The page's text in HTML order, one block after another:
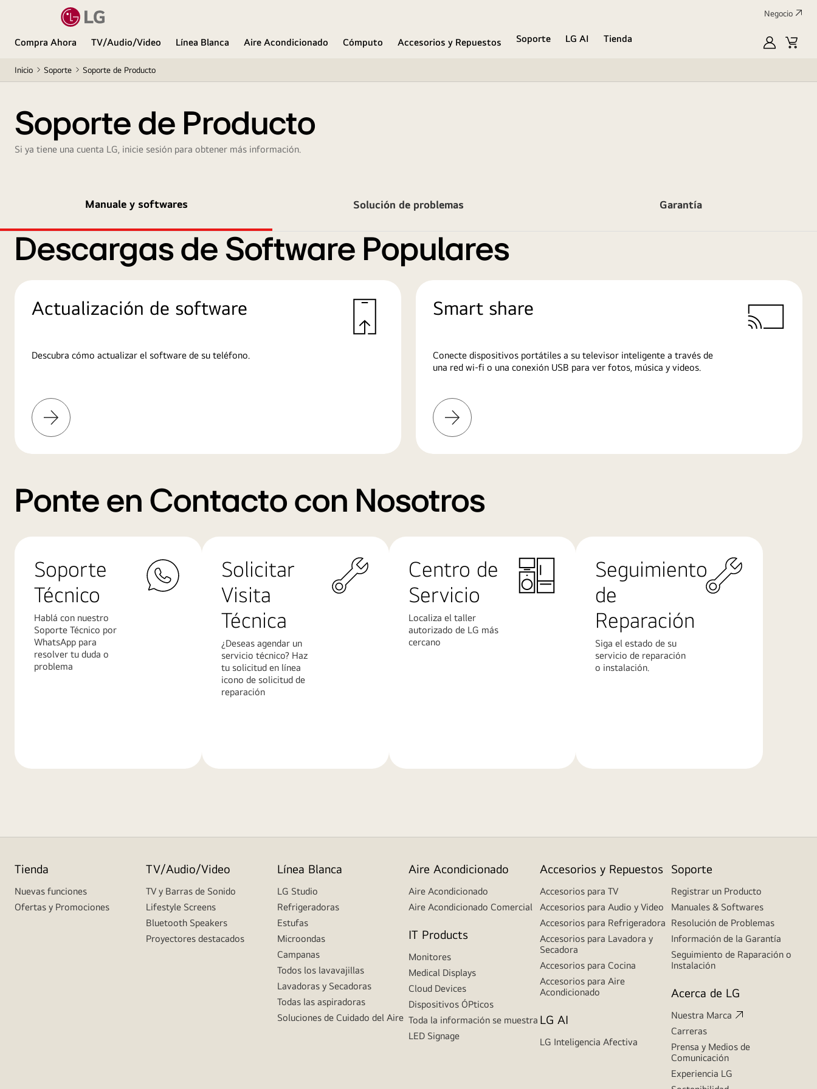
Negocio
Compra Ahora TV/Audio/Video Línea Blanca Aire Acondicionado Cómputo Accesorios y Repuestos Soporte LG AI
Tienda
Mi
Inicio Soporte Soporte de Producto
Soporte de Producto
Si ya tiene una cuenta LG, inicie sesión para obtener más información.
Manuale y softwares Solución de problemas Garantía
Descargas de Software Populares
Actualización de software
Descubra cómo actualizar el software de su teléfono.
Más
información
Smart share
Conecte dispositivos portátiles a su televisor inteligente a través de
una red wi-fi o una conexión USB para ver fotos, música y videos.
Más
información
Ponte en Contacto con Nosotros
Soporte
Técnico
Hablá con nuestro
Soporte Técnico por
WhatsApp para
resolver tu duda o
problema
Solicitar
Visita
Técnica
¿Deseas agendar un
servicio técnico? Haz
tu solicitud en línea
icono de solicitud de
reparación
Centro de
Servicio
Localiza el taller
autorizado de LG más
cercano
Seguimiento
de
Reparación
Siga el estado de su
servicio de reparación
o instalación.
Tienda
Nuevas funciones
Ofertas y Promociones
TV/Audio/Video
TV y Barras de Sonido
Lifestyle Screens
Bluetooth Speakers
Proyectores destacados
Línea Blanca
LG Studio
Refrigeradoras
Estufas
Microondas
Campanas
Todos los lavavajillas
Lavadoras y Secadoras
Todas las aspiradoras
Soluciones de Cuidado del Aire
Aire Acondicionado
Aire Acondicionado
Aire Acondicionado Comercial
IT Products
Monitores
Medical Displays
Cloud Devices
Dispositivos ÓPticos
Toda la información se muestra
LED Signage
Accesorios y Repuestos
Accesorios para TV
Accesorios para Audio y Video
Accesorios para Refrigeradora
Accesorios para Lavadora y
Secadora
Accesorios para Cocina
Accesorios para Aire
Acondicionado
LG AI
LG Inteligencia Afectiva
Soporte
Registrar un Producto
Manuales & Softwares
Resolución de Problemas
Información de la Garantía
Seguimiento de Raparación o
Instalación
Acerca de LG
Nuestra Marca
Carreras
Prensa y Medios de
Comunicación
Experiencia LG